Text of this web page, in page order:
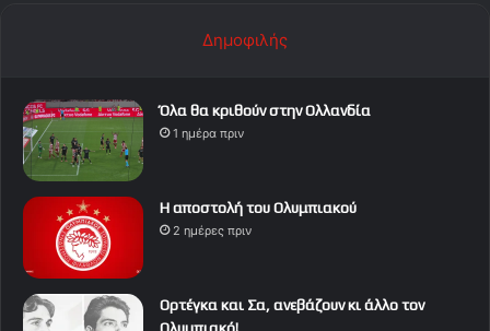
Δημοφιλής
Όλα θα κριθούν στην Ολλανδία
1 ημέρα πριν
Η αποστολή του Ολυμπιακού
2 ημέρες πριν
Ορτέγκα και Σα, ανεβάζουν κι άλλο τον